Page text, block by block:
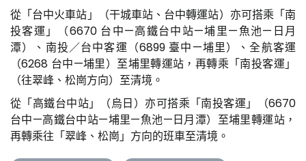
從「台中火車站」（干城車站、台中轉運站）亦可搭乘「南
投客運」（6670 台中—高鐵台中站—埔里—魚池—日月
潭）、南投／台中客運（6899 臺中—埔里）、全航客運
（6268 台中—埔里）至埔里轉運站，再轉乘「南投客運」
（往翠峰、松崗方向）至清境。
從「高鐵台中站」（烏日）亦可搭乘「南投客運」（6670
台中—高鐵台中站—埔里—魚池—日月潭）至埔里轉運站，
再轉乘往「翠峰、松崗」方向的班車至清境。